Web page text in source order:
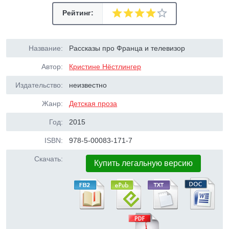
Рейтинг:
Название: Рассказы про Франца и телевизор
Автор: Кристине Нёстлингер
Издательство: неизвестно
Жанр: Детская проза
Год: 2015
ISBN: 978-5-00083-171-7
Скачать: Купить легальную версию